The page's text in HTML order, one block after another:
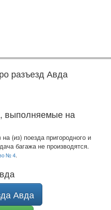
разъезд Авда
выполняемые на
(из) поезда пригородного и
багажа не производятся.
№ 4.
Авда